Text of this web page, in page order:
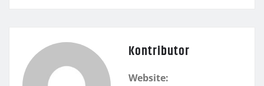
Kontributor
Website: